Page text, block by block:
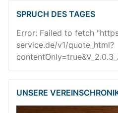
SPRUCH DES TAGES
Error: Failed to fetch
service.de/v1/quote_html?
UNSERE